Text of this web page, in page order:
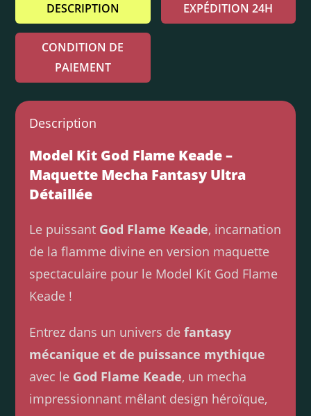
DESCRIPTION EXPÉDITION 24H
CONDITION DE
PAIEMENT
Description
Model Kit God Flame Keade –
Maquette Mecha Fantasy Ultra
Détaillée
Le puissant God Flame Keade, incarnation
de la flamme divine en version maquette
spectaculaire pour le Model Kit God Flame
Keade !
Entrez dans un univers defantasy
mécanique et de puissance mythique
avec le God Flame Keade, un mecha
impressionnant mêlant design héroïque,